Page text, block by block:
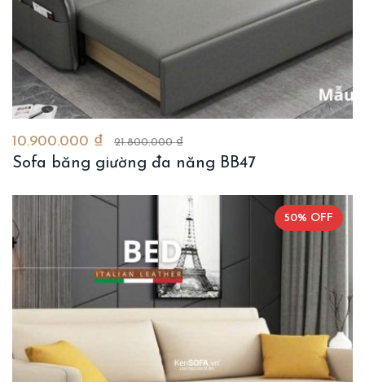
10.900.000 ₫ 21.800.000 ₫
Sofa băng giường đa năng BB47
50% OFF